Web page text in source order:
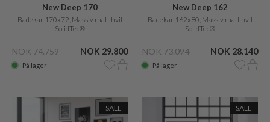
New Deep 170
Badekar 170x72, Massiv matt hvit
SolidTec®
NOK 74.759 NOK 29.800
På lager
New Deep 162
Badekar 162x80, Massiv matt hvit
SolidTec®
NOK 73.094 NOK 28.140
På lager
SALE SALE